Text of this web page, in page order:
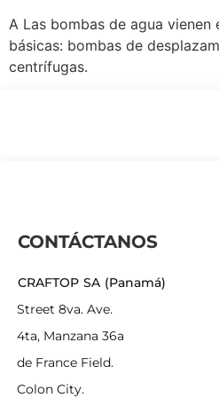
A Las bombas de agua vienen
básicas: bombas de
centrífugas.
CONTÁCTANOS
CRAFTOP SA (Panamá)
Street 8va. Ave.
4ta, Manzana 36a
de France Field.
Colon City.